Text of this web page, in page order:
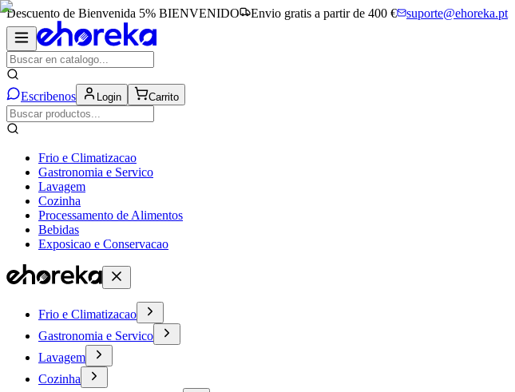
Descuento de Bienvenida 5% BIENVENIDO Envio gratis a partir de 400 € suporte@ehoreka.pt
Escribenos Login Carrito
Frio e Climatizacao
Gastronomia e Servico
Lavagem
Cozinha
Processamento de Alimentos
Bebidas
Exposicao e Conservacao
Frio e Climatizacao
Gastronomia e Servico
Lavagem
Cozinha